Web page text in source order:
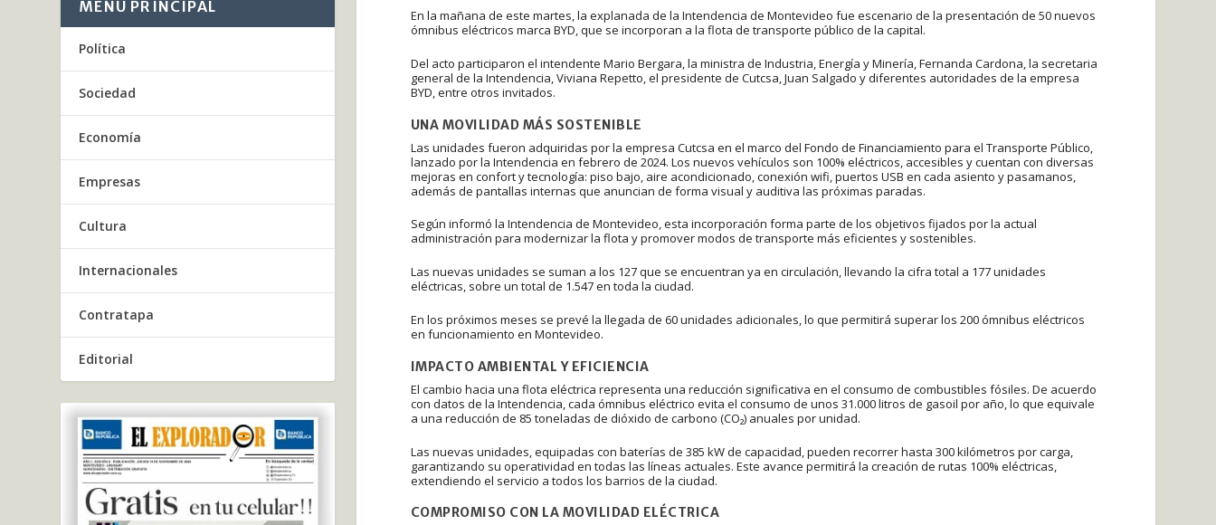
En la mañana de este martes, la explanada de la Intendencia de Montevideo fue escenario de la presentación de 50 nuevos
ómnibus eléctricos marca BYD, que se incorporan a la flota de transporte público de la capital.
Del acto participaron el intendente Mario Bergara, la ministra de Industria, Energía y Minería, Fernanda Cardona, la secretaria
general de la Intendencia, Viviana Repetto, el presidente de Cutcsa, Juan Salgado y diferentes autoridades de la empresa
BYD, entre otros invitados.
UNA MOVILIDAD MÁS SOSTENIBLE
Las unidades fueron adquiridas por la empresa Cutcsa en el marco del Fondo de Financiamiento para el Transporte Público,
lanzado por la Intendencia en febrero de 2024. Los nuevos vehículos son 100% eléctricos, accesibles y cuentan con diversas
mejoras en confort y tecnología: piso bajo, aire acondicionado, conexión wifi, puertos USB en cada asiento y pasamanos,
además de pantallas internas que anuncian de forma visual y auditiva las próximas paradas.
Según informó la Intendencia de Montevideo, esta incorporación forma parte de los objetivos fijados por la actual
administración para modernizar la flota y promover modos de transporte más eficientes y sostenibles.
Las nuevas unidades se suman a los 127 que se encuentran ya en circulación, llevando la cifra total a 177 unidades
eléctricas, sobre un total de 1.547 en toda la ciudad.
En los próximos meses se prevé la llegada de 60 unidades adicionales, lo que permitirá superar los 200 ómnibus eléctricos
en funcionamiento en Montevideo.
IMPACTO AMBIENTAL Y EFICIENCIA
El cambio hacia una flota eléctrica representa una reducción significativa en el consumo de combustibles fósiles. De acuerdo
con datos de la Intendencia, cada ómnibus eléctrico evita el consumo de unos 31.000 litros de gasoil por año, lo que equivale
a una reducción de 85 toneladas de dióxido de carbono (CO₂) anuales por unidad.
Las nuevas unidades, equipadas con baterías de 385 kW de capacidad, pueden recorrer hasta 300 kilómetros por carga,
garantizando su operatividad en todas las líneas actuales. Este avance permitirá la creación de rutas 100% eléctricas,
extendiendo el servicio a todos los barrios de la ciudad.
COMPROMISO CON LA MOVILIDAD ELÉCTRICA
MENÚ PRINCIPAL
Política
Sociedad
Economía
Empresas
Cultura
Internacionales
Contratapa
Editorial